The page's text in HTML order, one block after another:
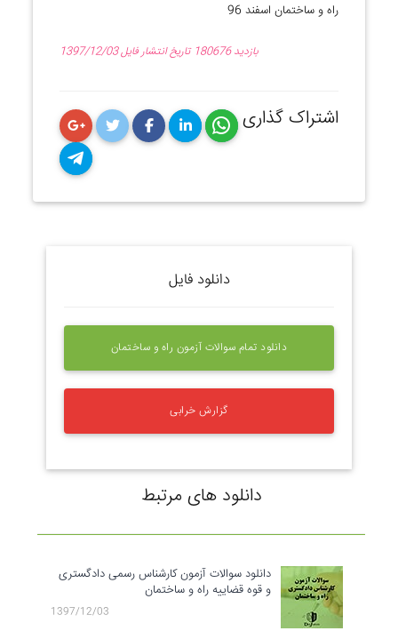
راه و ساختمان اسفند 96
1397/12/03 تاریخ انتشار فایل 180676 بازدید
اشتراک گذاری
اشتراک
اپ
دانلود فایل
دانلود تمام سوالات آزمون راه و ساختمان
گزارش خرابی
دانلود های مرتبط
دانلود سوالات آزمون کارشناس رسمی دادگستری
و قوه قضاییه راه و ساختمان
1397/12/03